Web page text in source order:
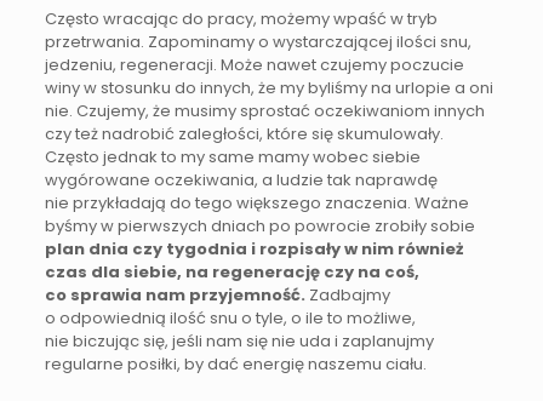
Często wracając do pracy, możemy wpaść w tryb
przetrwania. Zapominamy o wystarczającej ilości snu,
jedzeniu, regeneracji. Może nawet czujemy poczucie
winy w stosunku do innych, że my byliśmy na urlopie a oni
nie. Czujemy, że musimy sprostać oczekiwaniom innych
czy też nadrobić zaległości, które się skumulowały.
Często jednak to my same mamy wobec siebie
wygórowane oczekiwania, a ludzie tak naprawdę
nie przykładają do tego większego znaczenia. Ważne
byśmy w pierwszych dniach po powrocie zrobiły sobie
plan dnia czy tygodnia i rozpisały w nim również
czas dla siebie, na regenerację czy na coś,
co sprawia nam przyjemność. Zadbajmy
o odpowiednią ilość snu o tyle, o ile to możliwe,
nie biczując się, jeśli nam się nie uda i zaplanujmy
regularne posiłki, by dać energię naszemu ciału.